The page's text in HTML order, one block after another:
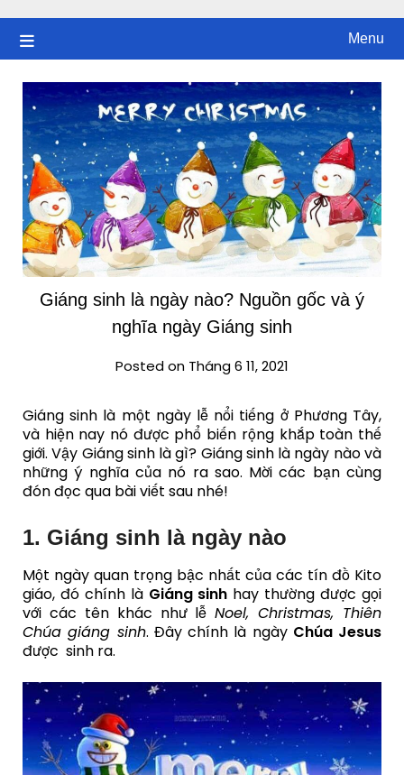
content
Menu
Giáng sinh là ngày nào? Nguồn gốc và ý
nghĩa ngày Giáng sinh
Posted on Tháng 6 11, 2021
Giáng sinh là một ngày lễ nổi tiếng ở Phương Tây,
và hiện nay nó được phổ biến rộng khắp toàn thế
giới. Vậy Giáng sinh là gì? Giáng sinh là ngày nào và
những ý nghĩa của nó ra sao. Mời các bạn cùng
đón đọc qua bài viết sau nhé!
1. Giáng sinh là ngày nào
Một ngày quan trọng bậc nhất của các tín đồ Kito
giáo, đó chính là Giáng sinh hay thường được gọi
với các tên khác như lễNoel, Christmas, Thiên
Chúa giáng sinh. Đây chính là ngày Chúa Jesus
được sinh ra.